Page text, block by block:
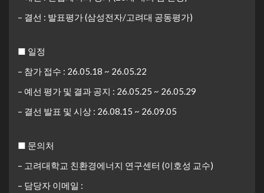
– 결선 : 발표평가 (삼성전자/고려대 공동평가)
■ 일정
– 참가 접수 : 26.05.18 ~ 26.05.22
– 예선 평가 및 결과 공지 : 26.05.25 ~ 26.05.29
– 결선 발표 및 시상 : 26.08.15 ~ 26.09.05
■ 문의처
– 고려대학교 친환경에너지 연구센터 (이호성 교수)
– 담당자 이메일 :